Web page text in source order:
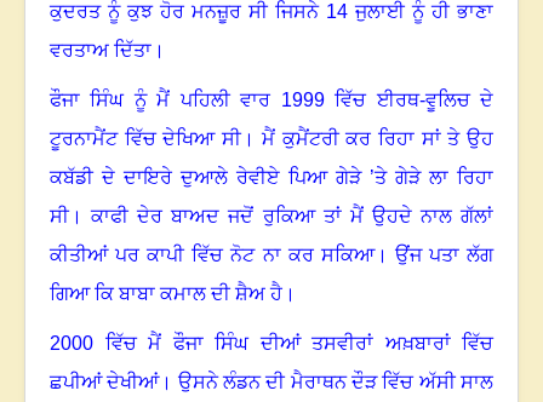
ਕੁਦਰਤ ਨੂੰ ਕੁਝ ਹੋਰ ਮਨਜ਼ੂਰ ਸੀ ਜਿਸਨੇ 14ਜੁਲਾਈ ਨੂੰ ਹੀ ਭਾਣਾ
ਵਰਤਾਅ ਦਿੱਤਾ ।
ਫੌਜਾ ਸਿੰਘ ਨੂੰ ਮੈਂ ਪਹਿਲੀ ਵਾਰ 1999ਵਿੱਚ ਈਰਥ-ਵੂਲਿਚ ਦੇ
ਟੂਰਨਾਮੈਂਟ ਵਿੱਚ ਦੇਖਿਆ ਸੀ। ਮੈਂ ਕੁਮੈਂਟਰੀ ਕਰ ਰਿਹਾ ਸਾਂ ਤੇ ਉਹ
ਕਬੱਡੀ ਦੇ ਦਾਇਰੇ ਦੁਆਲੇ ਰੇਵੀਏ ਪਿਆ ਗੇੜੇ ’ਤੇ ਗੇੜੇ ਲਾ ਰਿਹਾ
ਸੀ।ਕਾਫੀ ਦੇਰ ਬਾਅਦ ਜਦੋਂ ਰੁਕਿਆ ਤਾਂ ਮੈਂ ਉਹਦੇ ਨਾਲ ਗੱਲਾਂ
ਕੀਤੀਆਂ ਪਰ ਕਾਪੀ ਵਿੱਚ ਨੋਟ ਨਾ ਕਰ ਸਕਿਆ। ਉਂਜ ਪਤਾ ਲੱਗ
ਗਿਆ ਕਿ ਬਾਬਾ ਕਮਾਲ ਦੀ ਸ਼ੈਅ ਹੈ ।
2000 ਵਿੱਚ ਮੈਂ ਫੌਜਾ ਸਿੰਘ ਦੀਆਂ ਤਸਵੀਰਾਂ ਅਖ਼ਬਾਰਾਂ ਵਿੱਚ
ਛਪੀਆਂ ਦੇਖੀਆਂ। ਉਸਨੇ ਲੰਡਨ ਦੀ ਮੈਰਾਥਨ ਦੌੜ ਵਿੱਚ ਅੱਸੀ ਸਾਲ